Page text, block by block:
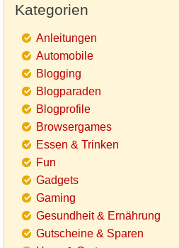
Kategorien
Anleitungen
Automobile
Blogging
Blogparaden
Blogprofile
Browsergames
Essen & Trinken
Fun
Gadgets
Gaming
Gesundheit & Ernährung
Gutscheine & Sparen